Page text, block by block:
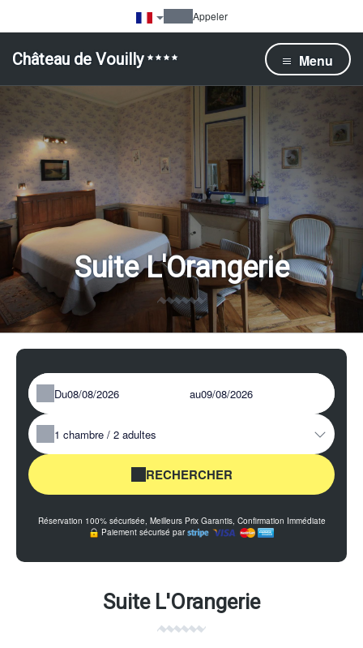
Appeler
Château de Vouilly Menu
Suite L'Orangerie
Du au
1 chambre / 2 adultes
RECHERCHER
Réservation 100% sécurisée, Meilleurs Prix Garantis, Confirmation Immédiate
Paiement sécurisé par
Suite L'Orangerie